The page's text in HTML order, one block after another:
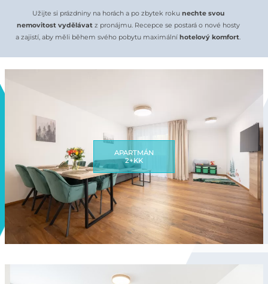
Užijte si prázdniny na horách a po zbytek roku nechte svou
nemovitost vydělávat z pronájmu. Recepce se postará o nové hosty
a zajistí, aby měli během svého pobytu maximálníhotelový komfort.
APARTMÁN
2+KK